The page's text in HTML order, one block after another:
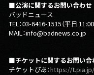
■公演に関するお問い合わせ
バッドニュース
TEL：03-6416-1515（平日
MAIL：info@badnews.co.jp
■チケットに関するお問い合
チケットぴあ：https://